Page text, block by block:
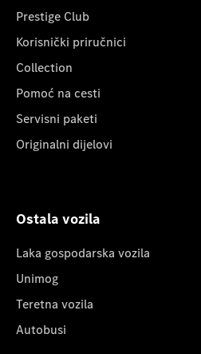
Prestige Club
Korisnički priručnici
Collection
Pomoć na cesti
Servisni paketi
Originalni dijelovi
Ostala vozila
Laka gospodarska vozila
Unimog
Teretna vozila
Autobusi